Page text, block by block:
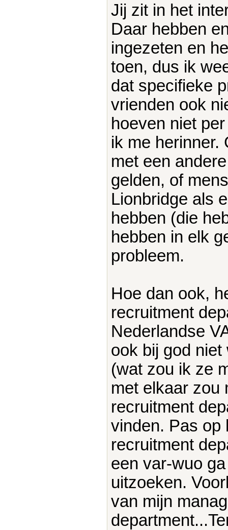
Jij zit in het
Daar hebben
ingezeten en
toen, dus ik
dat specifieke
vrienden ook
hoeven niet
ik me herinner.
met een
gelden, of
Lionbridge als
hebben (die
hebben in elk
probleem.
Hoe dan ook,
recruitment
Nederlandse
ook bij god
(wat zou ik ze
met elkaar zou
recruitment
vinden. Pas op
recruitment
een var-wuo
uitzoeken.
van mijn